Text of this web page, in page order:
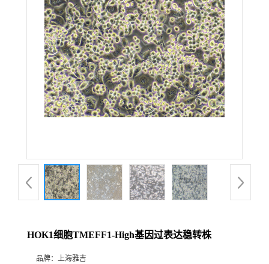
HOK1细胞TMEFF1-High基因过表达稳转株
品牌： 上海雅吉